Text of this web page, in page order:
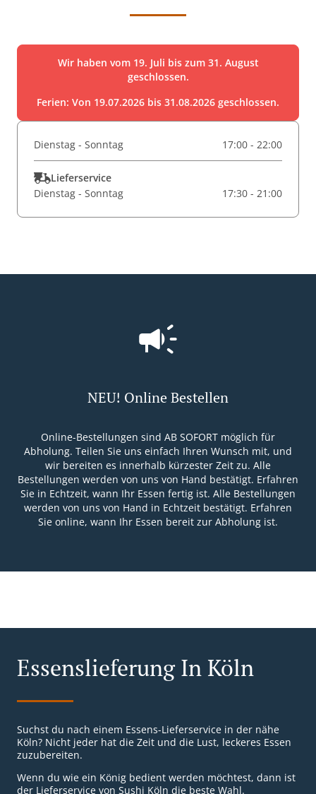
Wir haben vom 19. Juli bis zum 31. August
geschlossen.
Ferien: Von 19.07.2026 bis 31.08.2026 geschlossen.
Dienstag - Sonntag 17:00 - 22:00
Lieferservice
Dienstag - Sonntag
17:30 - 21:00
NEU! Online Bestellen
Online-Bestellungen sind AB SOFORT möglich für
Abholung. Teilen Sie uns einfach Ihren Wunsch mit, und
wir bereiten es innerhalb kürzester Zeit zu. Alle
Bestellungen werden von uns von Hand bestätigt. Erfahren
Sie in Echtzeit, wann Ihr Essen fertig ist. Alle Bestellungen
werden von uns von Hand in Echtzeit bestätigt. Erfahren
Sie online, wann Ihr Essen bereit zur Abholung ist.
Essenslieferung In Köln
Suchst du nach einem Essens-Lieferservice in der nähe
Köln? Nicht jeder hat die Zeit und die Lust, leckeres Essen
zuzubereiten.
Wenn du wie ein König bedient werden möchtest, dann ist
der Lieferservice von Sushi Köln die beste Wahl.